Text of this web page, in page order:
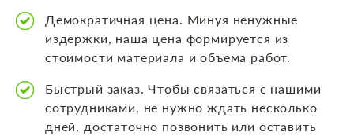
Демократичная цена. Минуя ненужные
издержки, наша цена формируется из
стоимости материала и объема работ.
Быстрый заказ. Чтобы связаться с нашими
сотрудниками, не нужно ждать несколько
дней, достаточно позвонить или оставить